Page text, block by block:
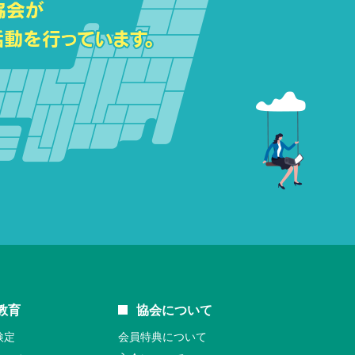
育
定
協会について
会員特典について